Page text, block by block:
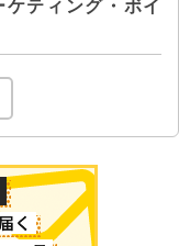
ティング・ボイ